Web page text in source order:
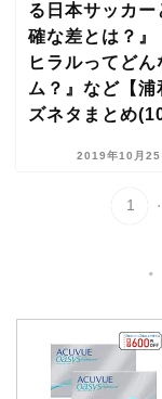
る日本サッカー
確な差とは？』
ヒラルってどん
ム？』など【浦
ズネタまとめ
2019年10月25
1